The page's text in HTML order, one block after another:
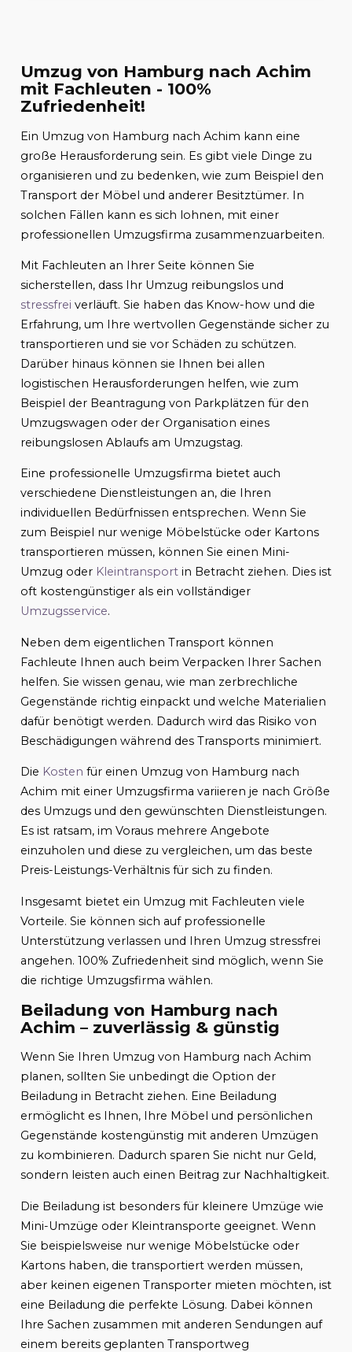
Umzug von Hamburg nach Achim
mit Fachleuten - 100%
Zufriedenheit!
Ein Umzug von Hamburg nach Achim kann eine
große Herausforderung sein. Es gibt viele Dinge zu
organisieren und zu bedenken, wie zum Beispiel den
Transport der Möbel und anderer Besitztümer. In
solchen Fällen kann es sich lohnen, mit einer
professionellen Umzugsfirma zusammenzuarbeiten.
Mit Fachleuten an Ihrer Seite können Sie
sicherstellen, dass Ihr Umzug reibungslos und
stressfrei verläuft. Sie haben das Know-how und die
Erfahrung, um Ihre wertvollen Gegenstände sicher zu
transportieren und sie vor Schäden zu schützen.
Darüber hinaus können sie Ihnen bei allen
logistischen Herausforderungen helfen, wie zum
Beispiel der Beantragung von Parkplätzen für den
Umzugswagen oder der Organisation eines
reibungslosen Ablaufs am Umzugstag.
Eine professionelle Umzugsfirma bietet auch
verschiedene Dienstleistungen an, die Ihren
individuellen Bedürfnissen entsprechen. Wenn Sie
zum Beispiel nur wenige Möbelstücke oder Kartons
transportieren müssen, können Sie einen Mini-
Umzug oder Kleintransportin Betracht ziehen. Dies ist
oft kostengünstiger als ein vollständiger
Umzugsservice.
Neben dem eigentlichen Transport können
Fachleute Ihnen auch beim Verpacken Ihrer Sachen
helfen. Sie wissen genau, wie man zerbrechliche
Gegenstände richtig einpackt und welche Materialien
dafür benötigt werden. Dadurch wird das Risiko von
Beschädigungen während des Transports minimiert.
Die Kosten für einen Umzug von Hamburg nach
Achim mit einer Umzugsfirma variieren je nach Größe
des Umzugs und den gewünschten Dienstleistungen.
Es ist ratsam, im Voraus mehrere Angebote
einzuholen und diese zu vergleichen, um das beste
Preis-Leistungs-Verhältnis für sich zu finden.
Insgesamt bietet ein Umzug mit Fachleuten viele
Vorteile. Sie können sich auf professionelle
Unterstützung verlassen und Ihren Umzug stressfrei
angehen. 100% Zufriedenheit sind möglich, wenn Sie
die richtige Umzugsfirma wählen.
Beiladung von Hamburg nach
Achim – zuverlässig & günstig
Wenn Sie Ihren Umzug von Hamburg nach Achim
planen, sollten Sie unbedingt die Option der
Beiladung in Betracht ziehen. Eine Beiladung
ermöglicht es Ihnen, Ihre Möbel und persönlichen
Gegenstände kostengünstig mit anderen Umzügen
zu kombinieren. Dadurch sparen Sie nicht nur Geld,
sondern leisten auch einen Beitrag zur Nachhaltigkeit.
Die Beiladung ist besonders für kleinere Umzüge wie
Mini-Umzüge oder Kleintransporte geeignet. Wenn
Sie beispielsweise nur wenige Möbelstücke oder
Kartons haben, die transportiert werden müssen,
aber keinen eigenen Transporter mieten möchten, ist
eine Beiladung die perfekte Lösung. Dabei können
Ihre Sachen zusammen mit anderen Sendungen auf
einem bereits geplanten Transportweg